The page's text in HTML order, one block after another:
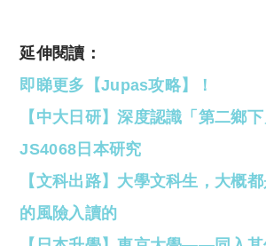
延伸閱讀：
即睇更多【Jupas攻略】！
【中大日研】深度認識「第二鄉
JS4068日本研究
【文科出路】大學文科生，大概
的風險入讀的